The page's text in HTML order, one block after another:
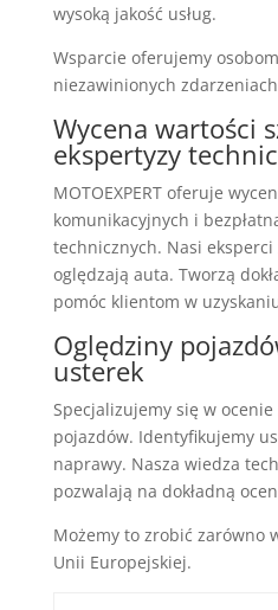
wysoką jakość usług.
Wsparcie oferujemy
niezawinionych
Wycena wartości
ekspertyzy
MOTOEXPERT oferuje
komunikacyjnych i
technicznych. Nasi eksperci
oględzają auta. Tworzą
pomóc klientom w
Oględziny
usterek
Specjalizujemy się w
pojazdów. Identyfikujemy
naprawy. Nasza wiedza
pozwalają na dokładną
Możemy to zrobić zarówno
Unii Europejskiej.